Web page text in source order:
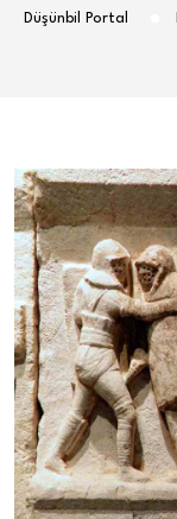
Düşünbil Portal